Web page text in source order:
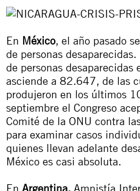
En México, el año pasado
de personas
de personas
asciende a 82.647, de las
produjeron en los últimos
septiembre el Congreso
Comité de la ONU contra
para examinar casos
quienes llevan adelante
México es casi absoluta.
En Argentina, Amnistía